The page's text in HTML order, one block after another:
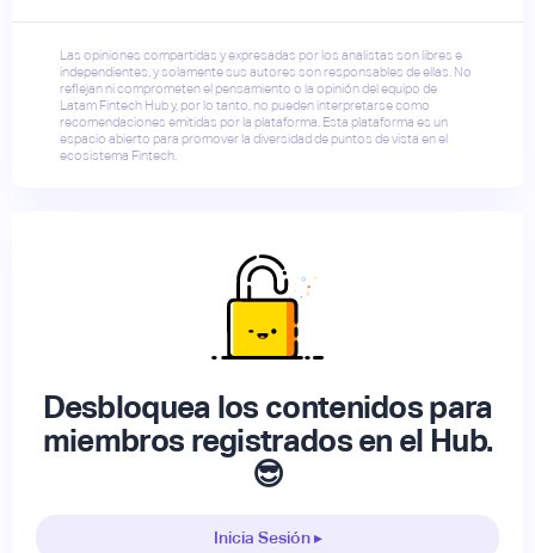
Las opiniones compartidas y expresadas por los analistas son libres e
independientes, y solamente sus autores son responsables de ellas. No
reflejan ni comprometen el pensamiento o la opinión del equipo de
Latam Fintech Hub y, por lo tanto, no pueden interpretarse como
recomendaciones emitidas por la plataforma. Esta plataforma es un
espacio abierto para promover la diversidad de puntos de vista en el
ecosistema Fintech.
Desbloquea los contenidos para
miembros registrados en el Hub.
😎
Inicia Sesión ▸